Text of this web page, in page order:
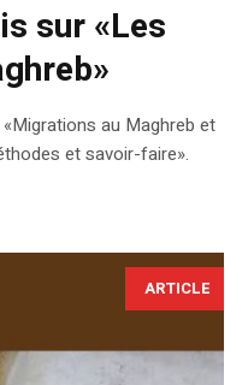
sur «Les
au Maghreb et
et savoir-faire».
ARTICLE